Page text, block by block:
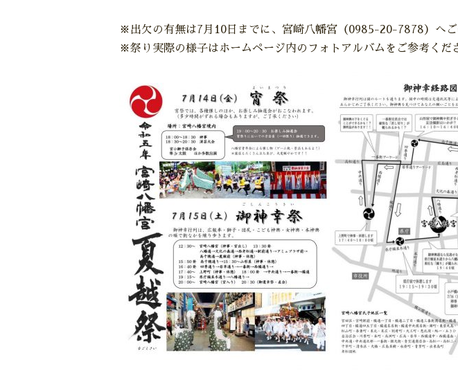
※出欠の有無は7月10日までに、宮崎八幡宮（0985-20-7878）へご
※祭り実際の様子はホームページ内のフォトアルバムをご参考くだ